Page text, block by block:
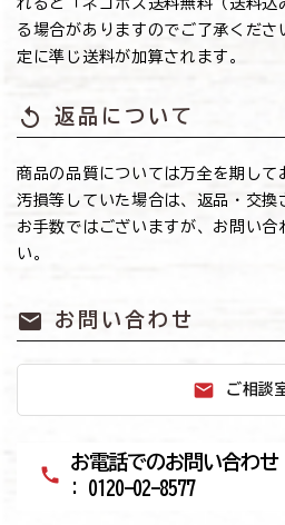
る場合がありますのでご了承くださ
定に準じ送料が加算されます。
replay 返品について
商品の品質については万全を期して
汚損等していた場合は、返品・交換
お手数ではございますが、お問い合
い。
mail お問い合わせ
mail ご相談
call
お電話でのお問い合わせ
: 0120-02-8577